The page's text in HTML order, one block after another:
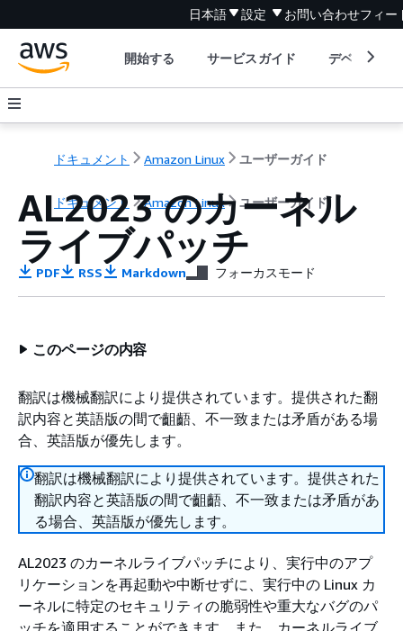
日本語 設定 お問い合わせフィー
開始する サービスガイド デベロッパ
ドキュメント Amazon Linux ユーザーガイド
ドキュメント Amazon Linux ユーザーガイド
AL2023 のカーネル
ライブパッチ
PDF RSS Markdown フォーカスモード
このページの内容
翻訳は機械翻訳により提供されています。提供された翻
訳内容と英語版の間で齟齬、不一致または矛盾がある場
合、英語版が優先します。
翻訳は機械翻訳により提供されています。提供された
翻訳内容と英語版の間で齟齬、不一致または矛盾があ
る場合、英語版が優先します。
AL2023 のカーネルライブパッチにより、実行中のアプ
リケーションを再起動や中断せずに、実行中の Linux カ
ーネルに特定のセキュリティの脆弱性や重大なバグのパ
ッチを適用することができます。また、カーネルライブ